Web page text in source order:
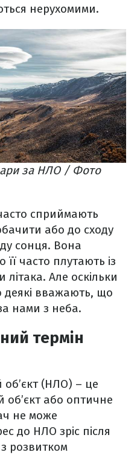
нерухомими.
за НЛО / Фото
сприймають
або до сходу
сонця. Вона
часто плутають із
Але оскільки
деякі вважають, що
нами з неба.
термін
об’єкт (НЛО) – це
об’єкт або оптичне
не може
до НЛО зріс після
з розвитком